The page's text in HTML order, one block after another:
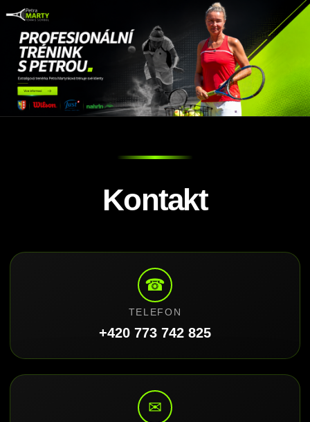
Kontakt
☎
TELEFON
+420 773 742 825
✉